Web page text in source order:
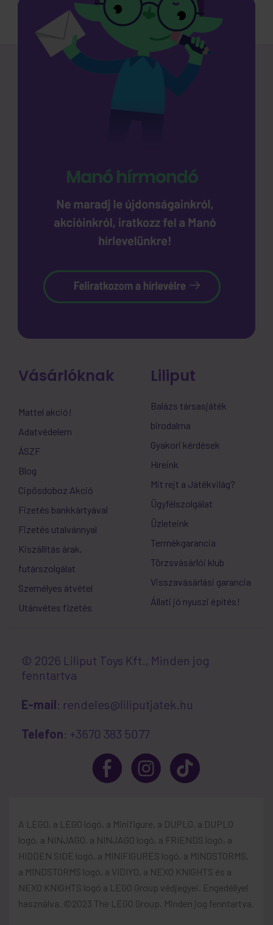
Vásárlóknak
Mattel akció!
Adatvédelem
ÁSZF
Blog
Cipősdoboz Akció
Fizetés bankkártyával
Fizetés utalvánnyal
Kiszállítás árak,
futárszolgálat
Személyes átvétel
Utánvétes fizetés
Liliput
Balázs társasjáték
birodalma
Gyakori kérdések
Híreink
Mit rejt a Játékvilág?
Ügyfélszolgálat
Üzleteink
Termékgarancia
Törzsvásárlói klub
Visszavásárlási garancia
Állati jó nyuszi építés!
© 2026 Liliput Toys Kft., Minden jog
fenntartva
E-mail: rendeles@liliputjatek.hu
Telefon: +3670 383 5077
A LEGO, a LEGO logó, a Minifigure, a DUPLO, a DUPLO
logó, a NINJAGO, a NINJAGO logó, a FRIENDS logó, a
HIDDEN SIDE logó, a MINIFIGURES logó, a MINDSTORMS,
a MINDSTORMS logó, a VIDIYO, a NEXO KNIGHTS és a
NEXO KNIGHTS logó a LEGO Group védjegyei. Engedéllyel
használva. ©2023 The LEGO Group. Minden jog fenntartva.